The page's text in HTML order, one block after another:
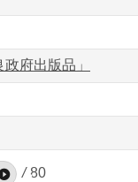
府出版品」
/ 80